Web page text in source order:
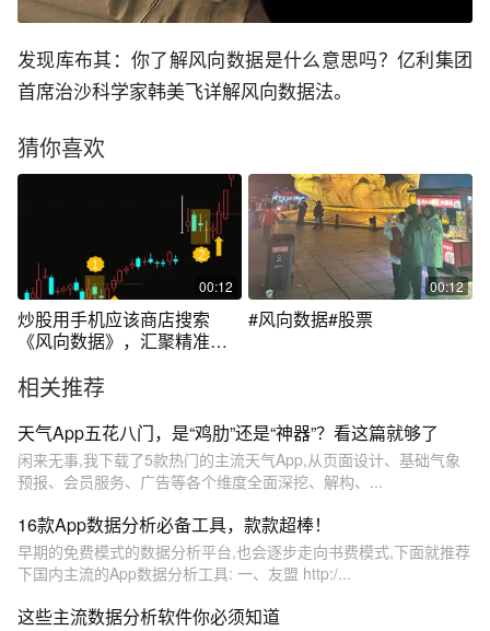
发现库布其：你了解风向数据是什么意思吗？亿利集团
首席治沙科学家韩美飞详解风向数据法。
猜你喜欢
00:12
炒股用手机应该商店搜索
《风向数据》，汇聚精准数
00:12
#风向数据#股票
相关推荐
天气App五花八门，是“鸡肋”还是“神器”？看这篇就够了
闲来无事,我下载了5款热门的主流天气App,从页面设计、基础气象
预报、会员服务、广告等各个维度全面深挖、解构、...
16款App数据分析必备工具，款款超棒！
早期的免费模式的数据分析平台,也会逐步走向书费模式,下面就推荐
下国内主流的App数据分析工具: 一、友盟 http:/...
这些主流数据分析软件你必须知道